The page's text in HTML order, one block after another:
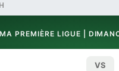
PREMIÈRE LIGUE |
VS